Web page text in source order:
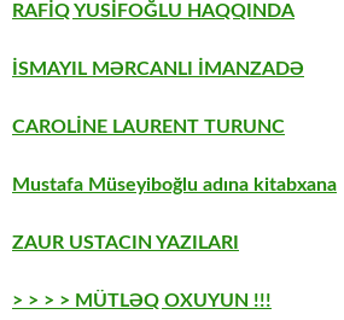
RAFİQ YUSİFOĞLU HAQQINDA
İSMAYIL MƏRCANLI İMANZADƏ
CAROLİNE LAURENT TURUNC
Mustafa Müseyiboğlu adına kitabxana
ZAUR USTACIN YAZILARI
> > > > MÜTLƏQ OXUYUN !!!